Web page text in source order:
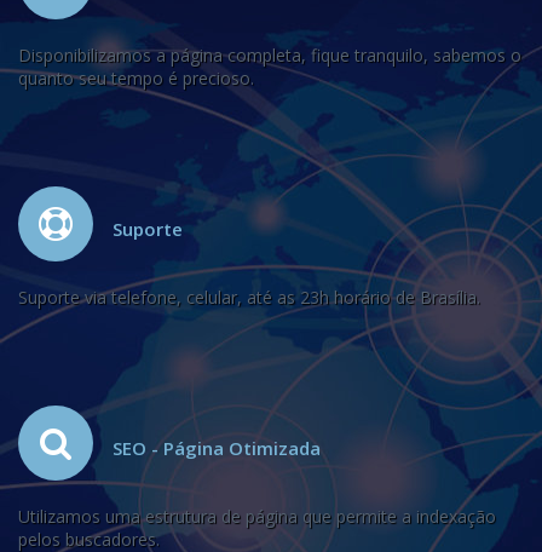
Disponibilizamos a página completa, fique tranquilo, sabemos o
quanto seu tempo é precioso.
Suporte
Suporte via telefone, celular, até as 23h horário de Brasília.
SEO - Página Otimizada
Utilizamos uma estrutura de página que permite a indexação
pelos buscadores.